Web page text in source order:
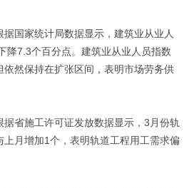
国家统计局数据显示，建筑业从业人
降7.3个百分点。建筑业从业人员指数
然保持在扩张区间，表明市场劳务供
省施工许可证发放数据显示，3月份轨
月增加1个，表明轨道工程用工需求偏